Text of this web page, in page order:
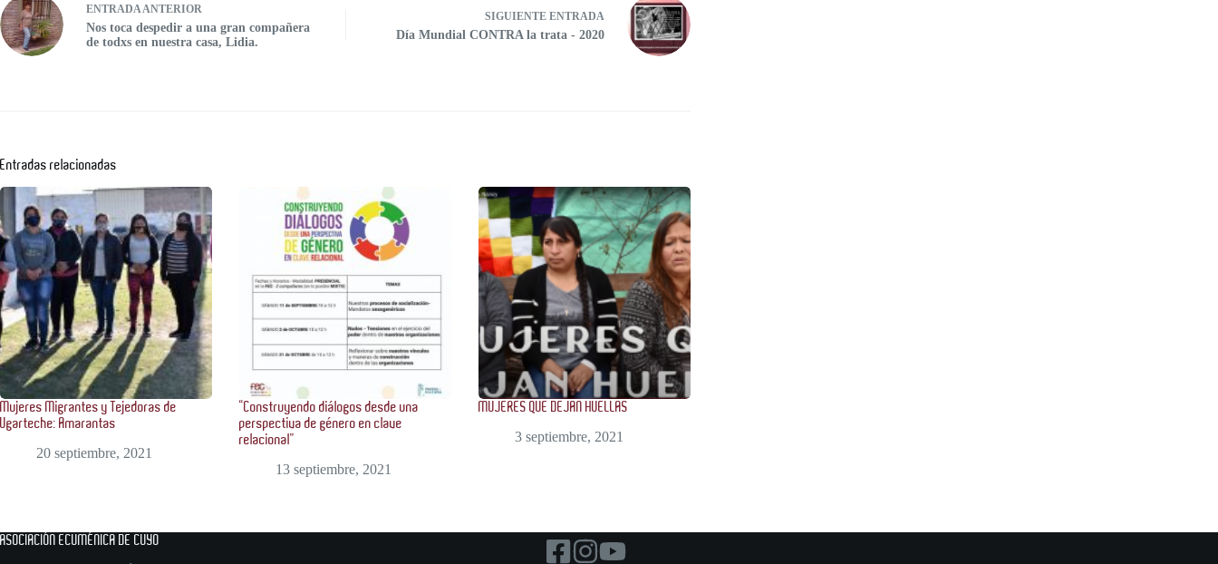
ENTRADA ANTERIOR
Nos toca despedir a una gran compañera
de todxs en nuestra casa, Lidia.
SIGUIENTEENTRADA
Día Mundial CONTRA la trata - 2020
Entradas relacionadas
Mujeres Migrantes y Tejedoras de
Ugarteche: Amarantas
20 septiembre, 2021
“Construyendo diálogos desde una
perspectiva de género en clave
relacional”
13 septiembre, 2021
MUJERES QUE DEJAN HUELLAS
3 septiembre, 2021
ASOCIACIÓN ECUMÉNICA DE CUYO